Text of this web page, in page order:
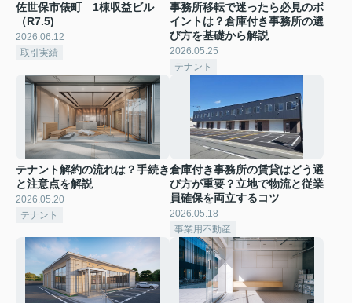
佐世保市俵町 1棟収益ビル
（R7.5)
2026.06.12
取引実績
事務所移転で迷ったら必見のポ
イントは？倉庫付き事務所の選
び方を基礎から解説
2026.05.25
テナント
テナント解約の流れは？手続き
と注意点を解説
2026.05.20
テナント
倉庫付き事務所の賃貸はどう選
び方が重要？立地で物流と従業
員確保を両立するコツ
2026.05.18
事業用不動産